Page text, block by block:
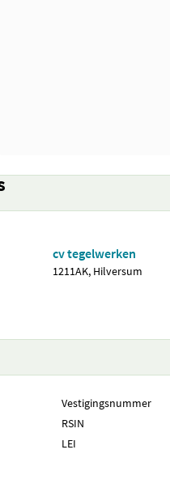
cv tegelwerken
1211AK, Hilversum
Vestigingsnummer
RSIN
LEI